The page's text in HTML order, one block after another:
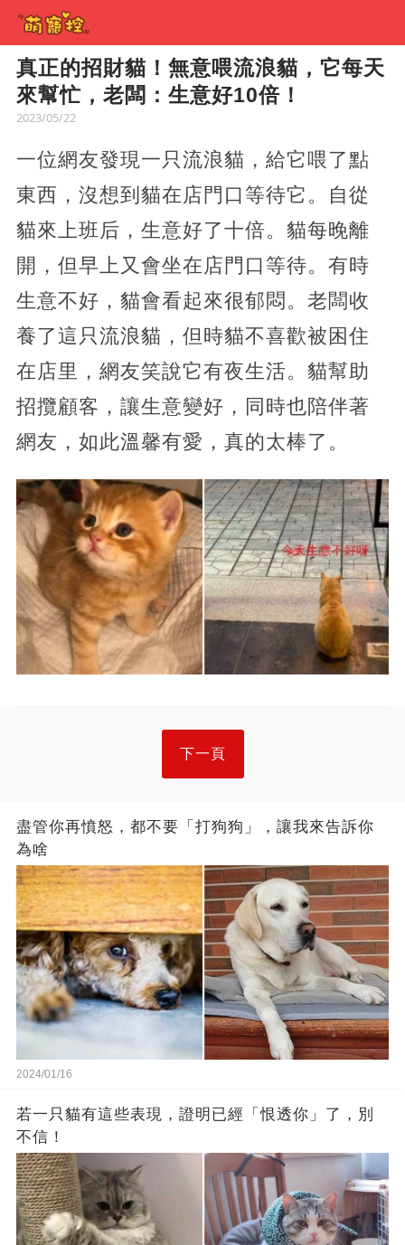
真正的招財貓！無意喂流浪貓，它每天
來幫忙，老闆：生意好10倍！
2023/05/22
一位網友發現一只流浪貓，給它喂了點
東西，沒想到貓在店門口等待它。自從
貓來上班后，生意好了十倍。貓每晚離
開，但早上又會坐在店門口等待。有時
生意不好，貓會看起來很郁悶。老闆收
養了這只流浪貓，但時貓不喜歡被困住
在店里，網友笑說它有夜生活。貓幫助
招攬顧客，讓生意變好，同時也陪伴著
網友，如此溫馨有愛，真的太棒了。
下一頁
盡管你再憤怒，都不要「打狗狗」，讓我來告訴你
為啥
2024/01/16
若一只貓有這些表現，證明已經「恨透你」了，別
不信！